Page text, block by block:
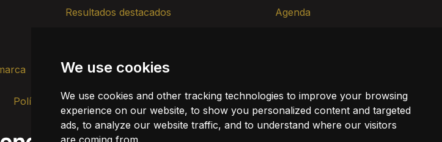
We use cookies
We use cookies and other tracking technologies to improve your browsing
experience on our website, to show you personalized content and targeted
ads, to analyze our website traffic, and to understand where our visitors
are coming from.
Resultados destacados
Agenda
Contacto Transparencia
Política de cookies Actualizar cookies